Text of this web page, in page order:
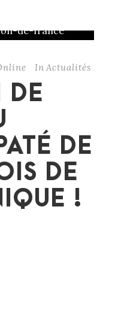
In Actualités
DE
DE
DE
!